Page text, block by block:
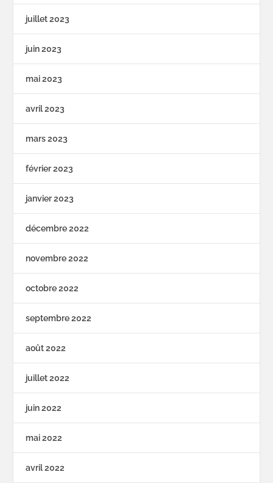
juillet 2023
juin 2023
mai 2023
avril 2023
mars 2023
février 2023
janvier 2023
décembre 2022
novembre 2022
octobre 2022
septembre 2022
août 2022
juillet 2022
juin 2022
mai 2022
avril 2022